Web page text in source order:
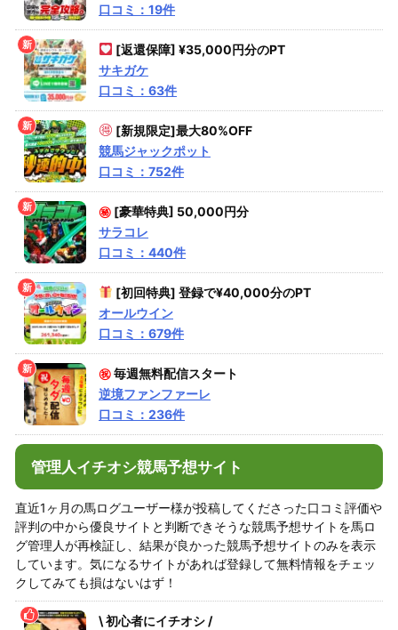
口コミ：19件
[返還保障] ¥35,000円分のPT
サキガケ
口コミ：63件
[新規限定]最大80%OFF
競馬ジャックポット
口コミ：752件
㊙ [豪華特典] 50,000円分
サラコレ
口コミ：440件
[初回特典] 登録で¥40,000分のPT
オールウイン
口コミ：679件
㊗毎週無料配信スタート
逆境ファンファーレ
口コミ：236件
管理人イチオシ競馬予想サイト
直近1ヶ月の馬ログユーザー様が投稿してくださった口コミ評価や
評判の中から優良サイトと判断できそうな競馬予想サイトを馬ロ
グ管理人が再検証し、結果が良かった競馬予想サイトのみを表示
しています。気になるサイトがあれば登録して無料情報をチェッ
クしてみても損はないはず！
\ 初心者にイチオシ /